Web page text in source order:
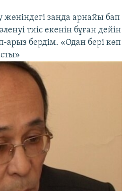
жөніндегі заңда арнайы бап
тиіс екенін бұған дейін
арыз бердім. «Одан бері көп